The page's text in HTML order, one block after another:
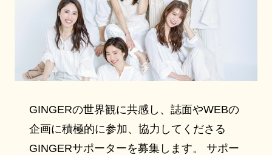
GINGERの世界観に共感し、誌面やWEBの
企画に積極的に参加、協力してくださる
GINGERサポーターを募集します。 サポー